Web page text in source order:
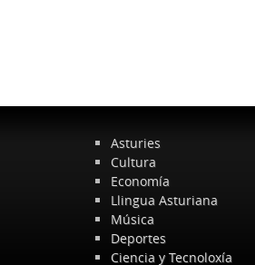
Asturies
Cultura
Economía
Llingua Asturiana
Música
Deportes
Ciencia y Tecnoloxía